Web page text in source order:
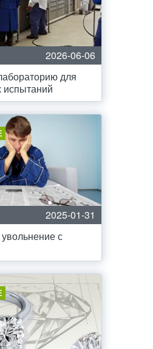
2026-06-06
для
испытаний
2025-01-31
с